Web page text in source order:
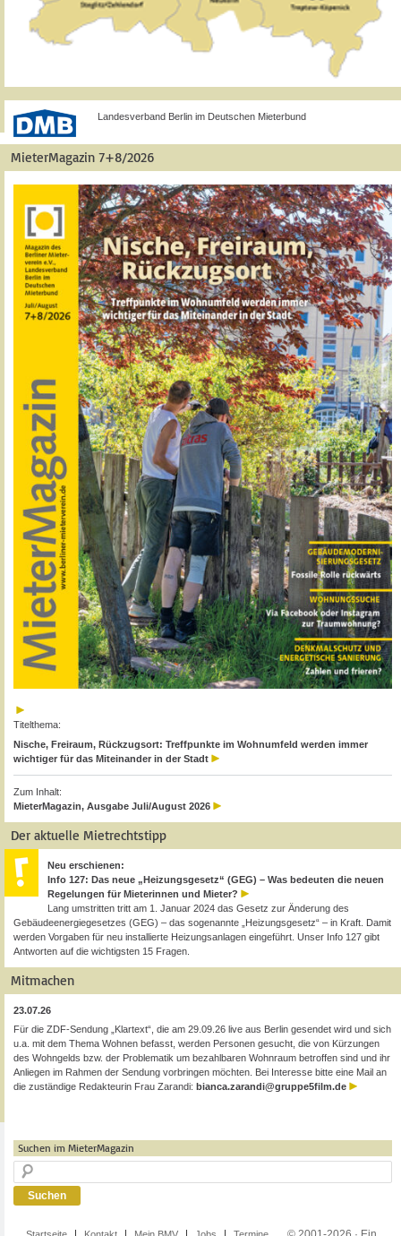
Landesverband Berlin im Deutschen Mieterbund
MieterMagazin 7+8/2026
Titelthema:
Nische, Freiraum, Rückzugsort: Treffpunkte im Wohnumfeld werden immer
wichtiger für das Miteinander in der Stadt
Zum Inhalt:
MieterMagazin, Ausgabe Juli/August 2026
Der aktuelle Mietrechtstipp
Neu erschienen:
Info 127: Das neue „Heizungsgesetz“ (GEG) – Was bedeuten die neuen
Regelungen für Mieterinnen und Mieter?
Lang umstritten tritt am 1. Januar 2024 das Gesetz zur Änderung des
Gebäudeenergiegesetzes (GEG) – das sogenannte „Heizungsgesetz“ – in Kraft. Damit
werden Vorgaben für neu installierte Heizungsanlagen eingeführt. Unser Info 127 gibt
Antworten auf die wichtigsten 15 Fragen.
Mitmachen
23.07.26
Für die ZDF-Sendung „Klartext“, die am 29.09.26 live aus Berlin gesendet wird und sich
u.a. mit dem Thema Wohnen befasst, werden Personen gesucht, die von Kürzungen
des Wohngelds bzw. der Problematik um bezahlbaren Wohnraum betroffen sind und ihr
Anliegen im Rahmen der Sendung vorbringen möchten. Bei Interesse bitte eine Mail an
die zuständige Redakteurin Frau Zarandi: bianca.zarandi@gruppe5film.de
Suchen im MieterMagazin